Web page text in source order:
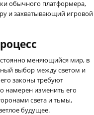
обычного платформера,
и захватывающий игровой
меняющийся мир, в
выбор между светом и
законы требуют
намерен изменить его
света и тьмы,
будущее.